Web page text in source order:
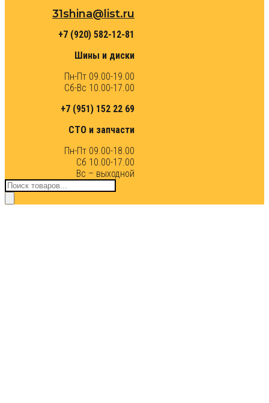
31shina@list.ru
+7 (920) 582-12-81
Шины и диски
Пн-Пт 09.00-19.00
Сб-Вс 10.00-17.00
+7 (951) 152 22 69
СТО и запчасти
Пн-Пт 09.00-18.00
Сб 10.00-17.00
Вс – выходной
Поиск
товаров